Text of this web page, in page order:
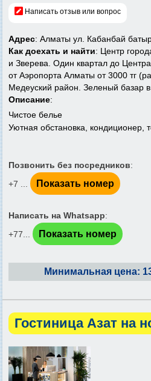
Написать отзыв или вопрос
Адрес: Алматы ул. Кабанбай
Как доехать и найти: Центр
и Зверева. Один квартал до
от Аэропорта Алматы от 3000 тг
Медеуский район. Зеленый базар
Описание:
Чистое белье
Уютная обстановка, кондиционер,
Позвонить без посредников:
+7 ...
Показать номер
Написать на Whatsapp:
+77...
Показать номер
Минимальная цена:
Гостиница Азат на